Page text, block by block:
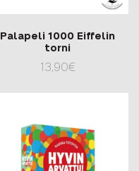
Palapeli 1000 Eiffelin
torni
13,90€